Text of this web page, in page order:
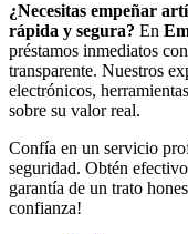
¿Necesitas empeñar
rápida y segura? En
préstamos inmediatos
transparente. Nuestros
electrónicos,
sobre su valor real.
Confía en un servicio
seguridad. Obtén
garantía de un trato
confianza!